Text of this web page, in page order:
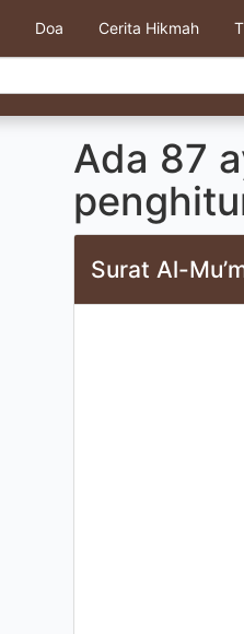
Doa Cerita Hikmah
Ada 87
Surat Al-